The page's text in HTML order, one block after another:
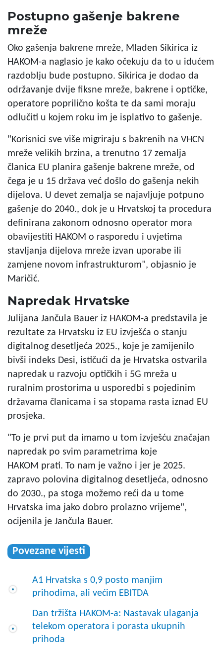
Postupno gašenje bakrene
mreže
Oko gašenja bakrene mreže, Mladen Sikirica iz
HAKOM-a naglasio je kako očekuju da to u idućem
razdoblju bude postupno. Sikirica je dodao da
održavanje dvije fiksne mreže, bakrene i optičke,
operatore poprilično košta te da sami moraju
odlučiti u kojem roku im je isplativo to gašenje.
"Korisnici sve više migriraju s bakrenih na VHCN
mreže velikih brzina, a trenutno 17 zemalja
članica EU planira gašenje bakrene mreže, od
čega je u 15 država već došlo do gašenja nekih
dijelova. U devet zemalja se najavljuje potpuno
gašenje do 2040., dok je u Hrvatskoj ta procedura
definirana zakonom odnosno operator mora
obavijestiti HAKOM o rasporedu i uvjetima
stavljanja dijelova mreže izvan uporabe ili
zamjene novom infrastrukturom", objasnio je
Maričić.
Napredak Hrvatske
Julijana Jančula Bauer iz HAKOM-a predstavila je
rezultate za Hrvatsku iz EU izvješća o stanju
digitalnog desetljeća 2025., koje je zamijenilo
bivši indeks Desi, ističući da je Hrvatska ostvarila
napredak u razvoju optičkih i 5G mreža u
ruralnim prostorima u usporedbi s pojedinim
državama članicama i sa stopama rasta iznad EU
prosjeka.
"To je prvi put da imamo u tom izvješću značajan
napredak po svim parametrima koje
HAKOM prati. To nam je važno i jer je 2025.
zapravo polovina digitalnog desetljeća, odnosno
do 2030., pa stoga možemo reći da u tome
Hrvatska ima jako dobro prolazno vrijeme",
ocijenila je Jančula Bauer.
Povezane vijesti
A1 Hrvatska s 0,9 posto manjim
prihodima, ali većim EBITDA
Dan tržišta HAKOM-a: Nastavak ulaganja
telekom operatora i porasta ukupnih
prihoda